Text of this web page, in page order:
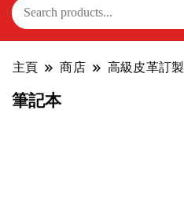
主頁 商店 高級皮革訂製
筆記本